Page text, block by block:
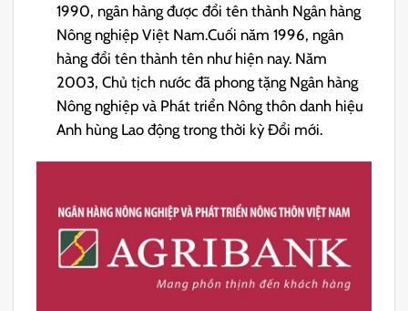
1990, ngân hàng được đổi tên thành Ngân hàng
Nông nghiệp Việt Nam.Cuối năm 1996, ngân
hàng đổi tên thành tên như hiện nay. Năm
2003, Chủ tịch nước đã phong tặng Ngân hàng
Nông nghiệp và Phát triển Nông thôn danh hiệu
Anh hùng Lao động trong thời kỳ Đổi mới.